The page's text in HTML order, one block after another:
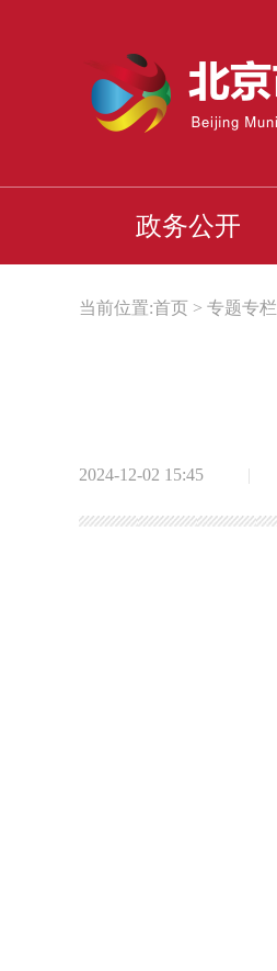
政务公开
当前位置:首页 > 专题专栏
2024-12-02 15:45 |